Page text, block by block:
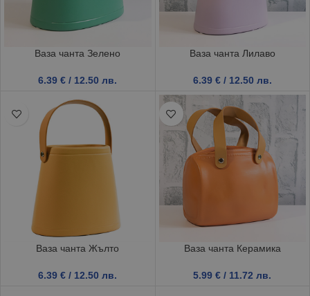
Ваза чанта Зелено
6.39€ / 12.50 лв.
Ваза чанта Лилаво
6.39 € / 12.50 лв.
Ваза чанта Жълто
6.39€ / 12.50 лв.
Ваза чанта Керамика
5.99€ / 11.72 лв.